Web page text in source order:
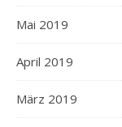
Mai 2019
April 2019
März 2019